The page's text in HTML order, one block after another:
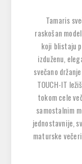
Tamaris
raskošan
koji blistaju
izduženu,
svečano
TOUCH-IT
tokom cele
samostalnim
jednostavnije,
maturske